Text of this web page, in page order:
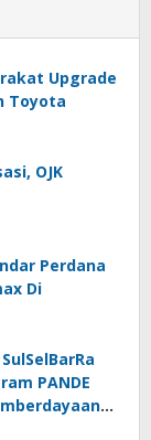
Upgrade
Toyota
OJK
Perdana
Di
PANDE